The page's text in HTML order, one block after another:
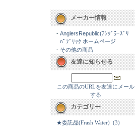
メーカー情報
- AnglersRepublic(ｱﾝｸﾞﾗｰｽﾞﾘ
ﾊﾟﾌﾞﾘｯｸ ホームページ
- その他の商品
友達に知らせる
この商品のURLを友達にメール
する
カテゴリー
★委託品(Frash Water) (3)